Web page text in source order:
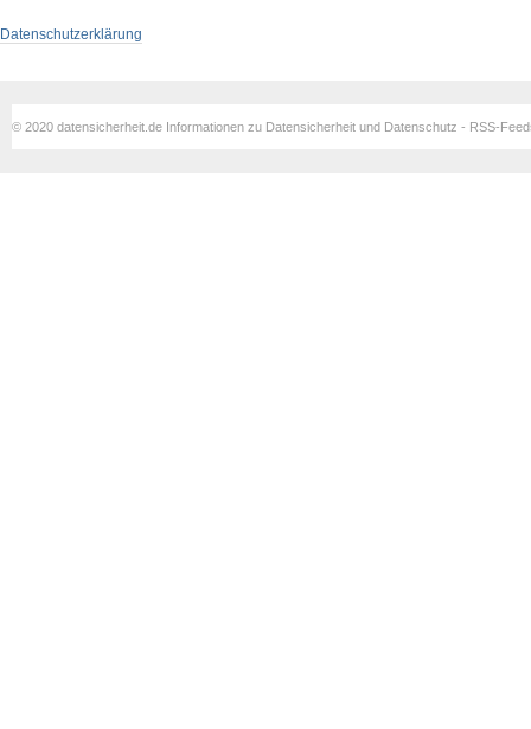
Datenschutzerklärung
© 2020 datensicherheit.de Informationen zu Datensicherheit und Datenschutz - RSS-